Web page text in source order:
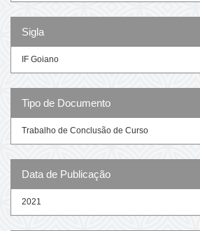
Sigla
IF Goiano
Tipo de Documento
Trabalho de Conclusão de Curso
Data de Publicação
2021